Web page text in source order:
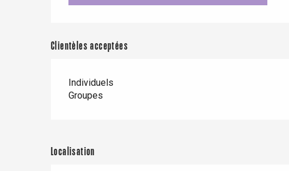
Clientèles acceptées
Individuels
Groupes
Localisation